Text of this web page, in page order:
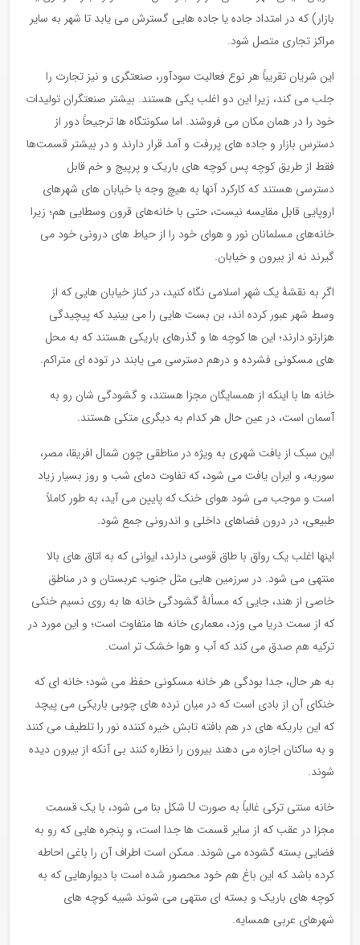
بازار) که در امتداد جاده یا جاده هایی گسترش می یابد تا شهر به سایر
مراکز تجاری متصل شود.
این شریان تقریباً هر نوع فعالیت سودآور، صنعتگری و نیز تجارت را
جلب می کند، زیرا این دو اغلب یکی هستند. بیشتر صنعتگران تولیدات
خود را در همان مکان می فروشند. اما سکونتگاه ها ترجیحاً دور از
دسترس بازار و جاده های پررفت و آمد قرار دارند و در بیشتر قسمت‌ها
فقط از طریق کوچه پس کوچه های باریک و پرپیچ‌ و خم قابل
دسترسی هستند که کارکرد آنها به هیچ وجه با خیابان ‌های شهرهای
اروپایی قابل مقایسه نیست، حتی با خانه‌های قرون وسطایی هم؛ زیرا
خانه‌های مسلمانان نور و هوای خود را از حیاط های درونی خود می
‌گیرند نه از بیرون و خیابان.
اگر به نقشۀ یک شهر اسلامی نگاه کنید، در کناز خیابان هایی که از
وسط شهر عبور کرده اند، بن بست هایی را می بینید که پیچیدگی
هزارتو دارند؛ این ها کوچه ها و گذرهای باریکی هستند که به محل
های مسکونی فشرده و درهم دسترسی می یابند در توده ای متراکم.
خانه ها با اینکه از همسایگان مجزا هستند، و گشودگی شان رو به
آسمان است، در عین حال هر کدام به دیگری متکی هستند.
این سبک از بافت شهری به ویژه در مناطقی چون شمال افریقا، مصر،
سوریه، و ایران یافت می شود، که تفاوت دمای شب و روز بسیار زیاد
است و موجب می شود هوای خنک که پایین می آید، به طور کاملاً
طبیعی، در درون فضاهای داخلی و اندرونی جمع شود.
اینها اغلب یک رواق با طاق قوسی دارند، ایوانی که به اتاق های بالا
منتهی می شود. در سرزمین هایی مثل جنوب عربستان و در مناطق
خاصی از هند، جایی که مسألۀ گشودگی خانه ها به روی نسیم خنکی
که از سمت دریا می وزد، معماری خانه ها متفاوت است؛ و این مورد در
ترکیه هم صدق می کند که آب و هوا خشک تر است.
به هر حال، جدا بودگی هر خانه مسکونی حفظ می شود؛ خانه ای که
خنکای آن از بادی است که در میان نرده های چوبی باریکی می پیچد
که این باریکه های در هم بافته تابش خیره کننده نور را تلطیف می کنند
و به ساکنان اجازه می دهند بیرون را نظاره کنند بی آنکه از بیرون دیده
شوند.
خانه سنتی ترکی غالباً به صورت U شکل بنا می شود، با یک قسمت
مجزا در عقب که از سایر قسمت ها جدا است، و پنجره هایی که رو به
فضایی بسته گشوده می شوند. ممکن است اطراف آن را باغی احاطه
کرده باشد که این باغ هم خود محصور شده است با دیوارهایی که به
کوچه های باریک و بسته ای منتهی می شوند شبیه کوچه های
شهرهای عربی همسایه.